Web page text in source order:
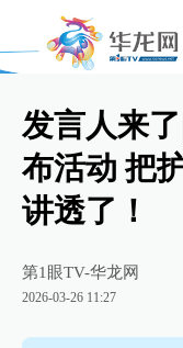
发言人来
布活动 把
讲透了！
第1眼TV-华龙网
2026-03-26 11:27